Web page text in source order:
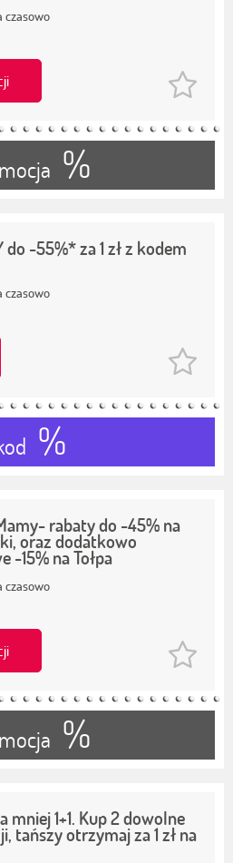
czasowo
%
do -55%* za 1 zł z kodem
czasowo
%
rabaty do -45% na
oraz dodatkowo
-15% na Tołpa
czasowo
%
mniej 1+1. Kup 2 dowolne
tańszy otrzymaj za 1 zł na